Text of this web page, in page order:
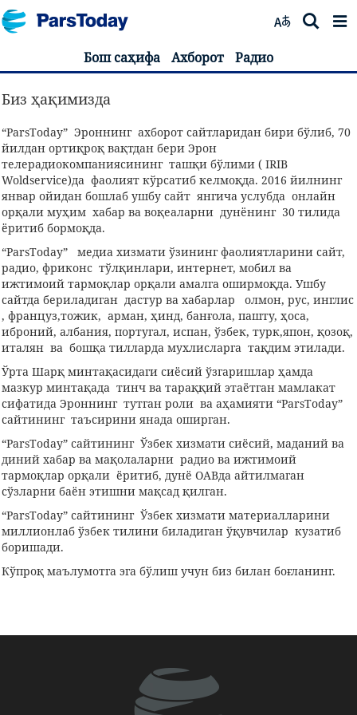
Бош саҳифа Ахборот Радио
Биз ҳақимизда
“ParsToday” Эроннинг ахборот сайтларидан бири бўлиб, 70
йилдан ортиқроқ вақтдан бери Эрон
телерадиокомпаниясининг ташқи бўлими ( IRIB
Woldservice)да фаолият кўрсатиб келмоқда. 2016 йилнинг
январ ойидан бошлаб ушбу сайт янгича услубда онлайн
орқали муҳим хабар ва воқеаларни дунёнинг 30 тилида
ёритиб бормоқда.
“ParsToday” медиа хизмати ўзининг фаолиятларини сайт,
радио, фриконс тўлқинлари, интернет, мобил ва
ижтимоий тармоқлар орқали амалга оширмоқда. Ушбу
сайтда бериладиган дастур ва хабарлар олмон, рус, инглис
, француз,тожик, арман, ҳинд, банғола, пашту, ҳоса,
иброний, албания, португал, испан, ўзбек, турк,япон, қозоқ,
италян ва бошқа тилларда мухлисларга тақдим этилади.
Ўрта Шарқ минтақасидаги сиёсий ўзгаришлар ҳамда
мазкур минтақада тинч ва тараққий этаётган мамлакат
сифатида Эроннинг тутган роли ва аҳамияти “ParsToday”
сайтининг таъсирини янада оширган.
“ParsToday” сайтининг Ўзбек хизмати сиёсий, маданий ва
диний хабар ва мақолаларни радио ва ижтимоий
тармоқлар орқали ёритиб, дунё ОАВда айтилмаган
сўзларни баён этишни мақсад қилган.
“ParsToday” сайтининг Ўзбек хизмати материалларини
миллионлаб ўзбек тилини биладиган ўқувчилар кузатиб
боришади.
Кўпроқ маълумотга эга бўлиш учун биз билан боғланинг.